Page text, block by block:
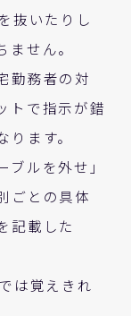
抜いたりし
せん。
勤務者の対
トで指示が錯
ます。
ブルを外せ」
ごとの具体
記載した
は覚えきれ